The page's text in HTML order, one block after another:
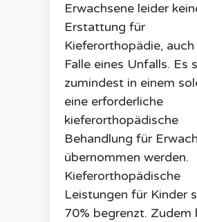
Erwachsene leider
Erstattung für
Kieferorthopädie,
Falle eines Unfalls. Es
zumindest in einem
eine erforderliche
kieferorthopädische
Behandlung für
übernommen werden.
Kieferorthopädische
Leistungen für Kinder
70% begrenzt. Zudem